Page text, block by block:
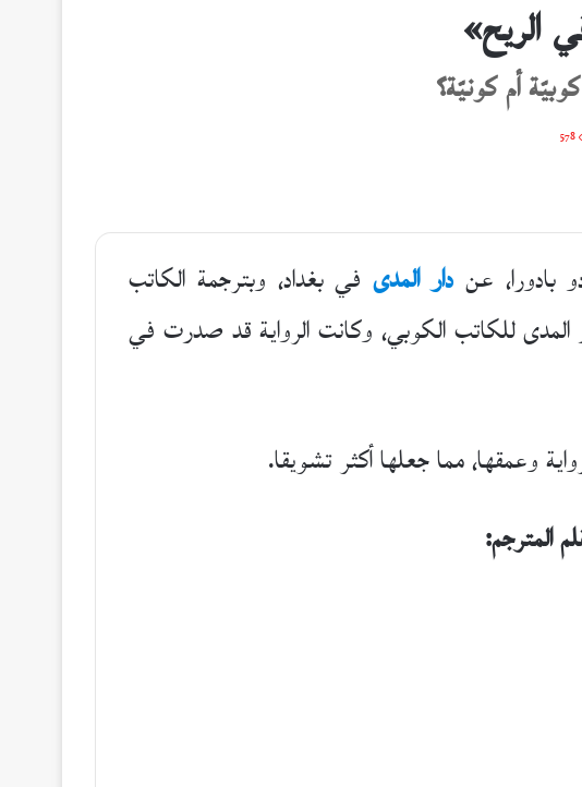
الريح»
أم كونيّة؟
578
بادورا، عن دار المدىفي بغداد، وبترجمة الكاتب
المدى للكاتب الكوبي، وكانت الرواية قد صدرت في
وعمقها، مما جعلها أكثر تشويقا.
المترجم: